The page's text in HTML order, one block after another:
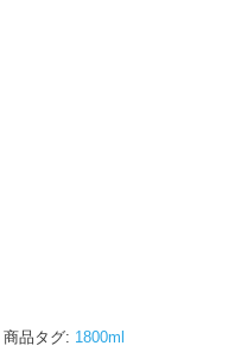
商品タグ: 1800ml